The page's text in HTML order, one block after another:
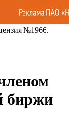
№1966.
биржи